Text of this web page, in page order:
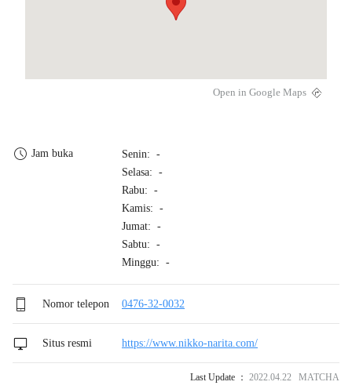
Open in Google Maps
Jam buka
Senin: -
Selasa: -
Rabu: -
Kamis: -
Jumat: -
Sabtu: -
Minggu: -
Nomor telepon 0476-32-0032
Situs resmi https://www.nikko-narita.com/
Last Update ： 2022.04.22 MATCHA